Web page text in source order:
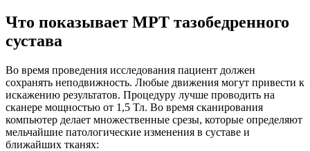
Что показывает МРТ тазобедренного
сустава
Во время проведения исследования пациент должен
сохранять неподвижность. Любые движения могут привести к
искажению результатов. Процедуру лучше проводить на
сканере мощностью от 1,5 Тл. Во время сканирования
компьютер делает множественные срезы, которые определяют
мельчайшие патологические изменения в суставе и
ближайших тканях: